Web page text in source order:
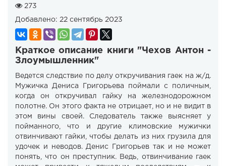
273
Добавлено: 22 сентябрь 2023
Краткое описание книги "Чехов Антон -
Злоумышленник"
Ведется следствие по делу откручивания гаек на ж/д.
Мужичка Дениса Григорьева поймали с поличным,
когда он откручивал гайку на железно­до­рожном
полотне. Он этого факта не отрицает, но и не видит в
этом вины своей. Следователь также выясняет у
пойманного, что и другие климовские мужички
отвинчивают гайки, чтобы делать из них грузила для
удочек и неводов. Денис Григорьев так и не может
понять, что он преступник. Ведь, отвинчивание гаек